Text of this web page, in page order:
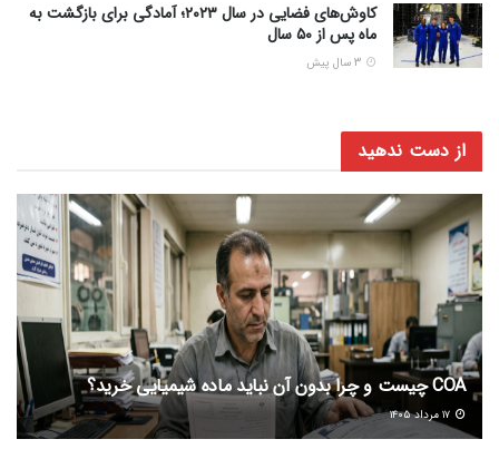
کاوش‌های فضایی در سال ۲۰۲۳؛ آمادگی برای بازگشت به
ماه پس از ۵۰ سال
از دست ندهید
COA چیست و چرا بدون آن نباید ماده شیمیایی خرید؟